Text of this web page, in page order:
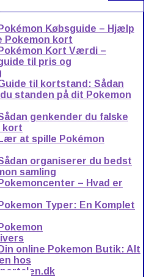
Pokémon Købsguide – Hjælp
Pokemon kort
Pokémon Kort Værdi –
til pris og
til kortstand: Sådan
standen på dit Pokemon
genkender du falske
kort
Lær at spille Pokémon
organiserer du bedst
samling
Pokemoncenter – Hvad er
Pokemon Typer: En Komplet
Pokemon
Din online Pokemon Butik: Alt
hos